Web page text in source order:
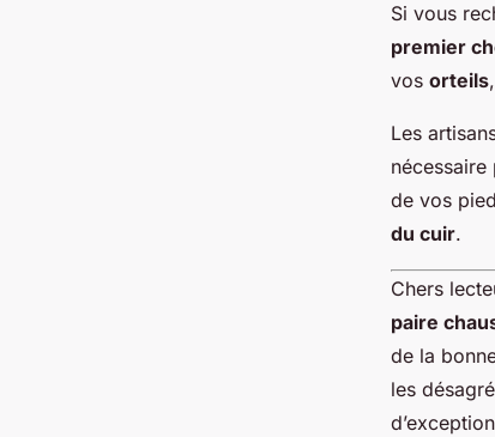
Si vous
premier
vos orteils
Les
de vos
du cuir.
Chers
paire
de la
les